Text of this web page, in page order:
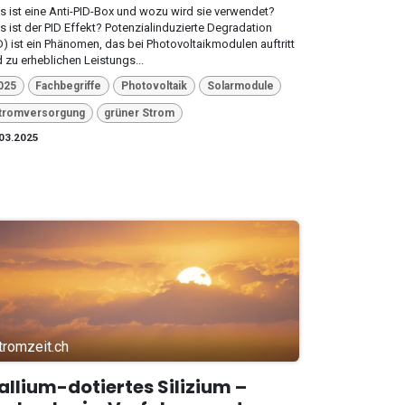
ist eine Anti-PID-Box und wozu wird sie verwendet?
ist der PID Effekt? Potenzialinduzierte Degradation
ist ein Phänomen, das bei Photovoltaikmodulen auftritt
zu erheblichen Leistungs...
Fachbegriffe Photovoltaik Solarmodule
grüner Strom
dotiertes Silizium –